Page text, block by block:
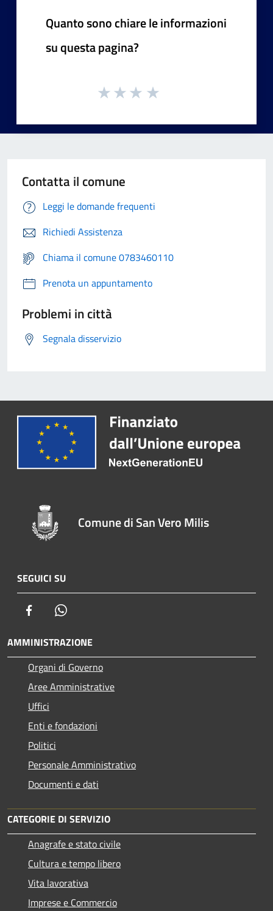
Quanto sono chiare le informazioni
su questa pagina?
Contatta il comune
Leggi le domande frequenti
Richiedi Assistenza
Chiama il comune 0783460110
Prenota un appuntamento
Problemi in città
Segnala disservizio
Comune di San Vero Milis
SEGUICI SU
Facebook
AMMINISTRAZIONE
Organi di Governo
Aree Amministrative
Uffici
Enti e fondazioni
Politici
Personale Amministrativo
Documenti e dati
CATEGORIE DI SERVIZIO
Anagrafe e stato civile
Cultura e tempo libero
Vita lavorativa
Imprese e Commercio